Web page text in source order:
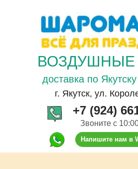
доставка по
г. Якутск, ул.
+7 (924)
Напишите нам в
Звоните с